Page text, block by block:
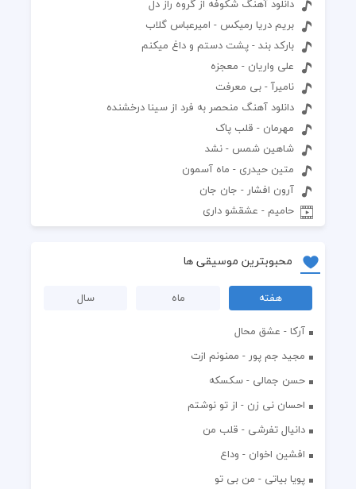
دانلود آهنگ شکوفه از گروه راز دل
بریم دریا رمیکس - امیرعباس گلاب
بارکد بند - پشت دستم و داغ میکنم
علی واریان - معجزه
نامیرآ - بی معرفت
دانلود آهنگ منحصر به فرد از سینا درخشنده
مهرمان - قلب پاک
شاهین شمس - نشد
متین حیدری - ماه آسمون
آرون افشار - جان جان
حامیم - عشقشو داری
محبوبترین موسیقی ها
هفته ماه
سال
آرکا - عشق محال
مجید جم پور - ممنونم ازت
حسن جمالی - سکسکه
احسان نی زن - از تو نوشتم
دانیال تفرشی - قلب من
افشين اخوان - وداع
پویا بیاتی - من بی تو